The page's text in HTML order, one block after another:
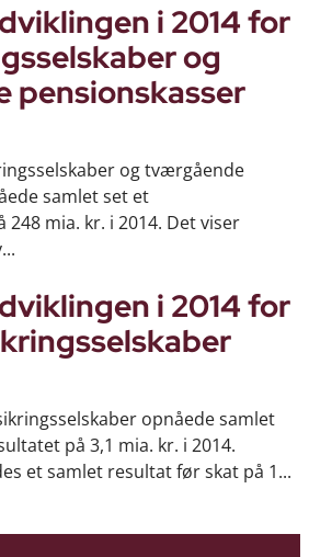
i 2014 for
og
og tværgående
samlet set et
248 mia. kr. i 2014. Det viser
i 2014 for
opnåede samlet
på 3,1 mia. kr. i 2014.
et samlet resultat før skat på 1...